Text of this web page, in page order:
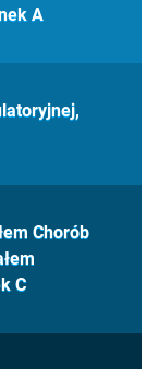
A
Chorób
C